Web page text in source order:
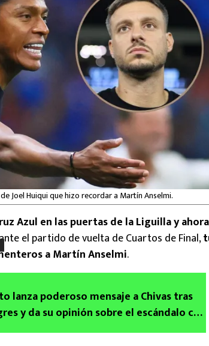
Joel Huiqui que hizo recordar a Martín Anselmi.
Azul en las puertas de la Liguilla y
el partido de vuelta de Cuartos de Final,
a Martín Anselmi.
lanza poderoso mensaje a Chivas tras
y da su opinión sobre el escándalo con